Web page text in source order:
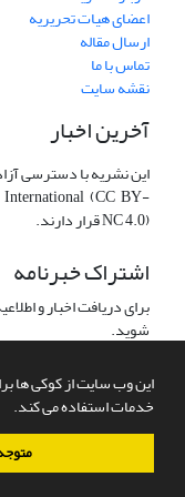
این وب سایت از کوکی ها
خدمات استفاده می کند.
اعضای هیات تحریریه
ارسال مقاله
تماس با ما
نقشه سایت
آخرین اخبار
(CC BY-
NC 4.0) قرار دارند.
اشتراک خبرنامه
برای دریافت اخبار و
شوید.
سامانه مدیریت نشریات